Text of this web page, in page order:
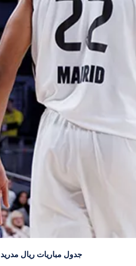
جدول مباريات ريال مدريد في